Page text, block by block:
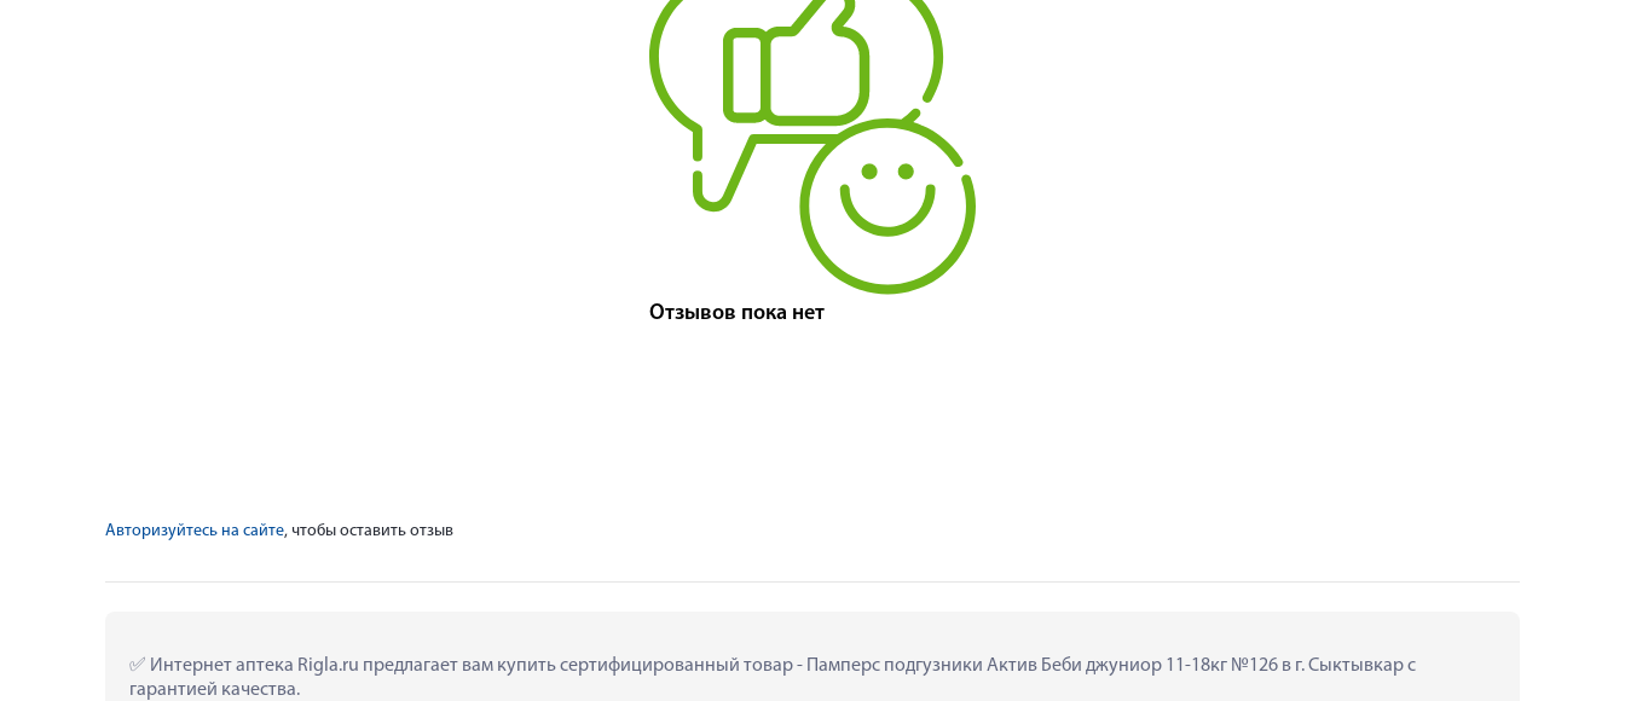
Отзывов пока нет
Авторизуйтесь на сайте, чтобы оставить отзыв
Интернет аптека Rigla.ru предлагает вам купить сертифицированный товар - Памперс подгузники Актив Беби джуниор 11-18кг №126 в г. Сыктывкар с
гарантией качества.